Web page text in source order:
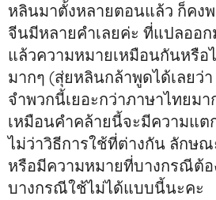
หลินมาตั้งหลายตอนแล้ว ก็คง
จีนมีหลายคำเลยค่ะ ที่แปลออก
แล้วความหมายเหมือนกันหรือ
มากๆ (สุ่ยหลินกล้าพูดได้เลยว่
จำพวกนี้เยอะกว่าภาษาไทยม
เหมือนคำคล้ายนี้จะมีความแ
ไม่ว่าวิธีการใช้ที่ต่างกัน ลักษ
หรือมีความหมายที่บางกรณีต้
บางกรณีใช้ไม่ได้แบบนี้นะคะ